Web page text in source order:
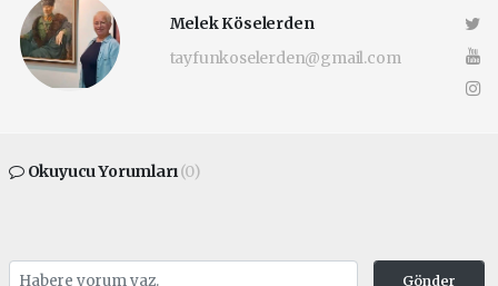
Melek Köselerden
tayfunkoselerden@gmail.com
Okuyucu Yorumları(0)
Gönder